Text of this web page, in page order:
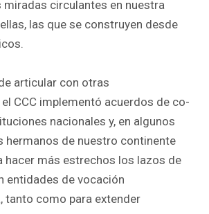
miradas circulantes en nuestra
las que se construyen desde
articular con otras
CCC implementó acuerdos de co-
nacionales y, en algunos
hermanos de nuestro continente
hacer más estrechos los lazos de
entidades de vocación
tanto como para extender